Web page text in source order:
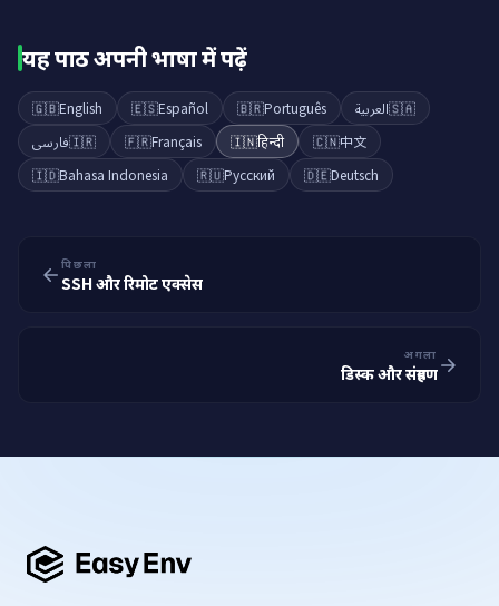
यह पाठ अपनी भाषा में पढ़ें
🇬🇧English 🇪🇸Español 🇧🇷Português 🇸🇦العربية
🇮🇷فارسی 🇫🇷Français 🇮🇳हिन्दी 🇨🇳中文
🇮🇩Bahasa Indonesia 🇷🇺Русский 🇩🇪Deutsch
पिछला
SSH और रिमोट एक्सेस
अगला
डिस्क और संग्रहण